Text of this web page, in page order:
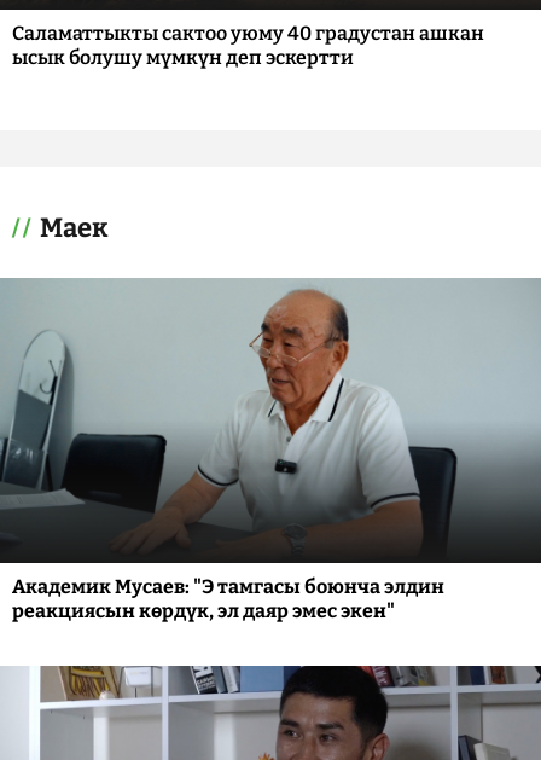
Саламаттыкты сактоо уюму 40 градустан ашкан
ысык болушу мүмкүн деп эскертти
Маек
Академик Мусаев: "Э тамгасы боюнча элдин
реакциясын көрдүк, эл даяр эмес экен"